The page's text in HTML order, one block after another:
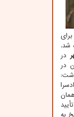
به پرونده شد.
در
در
تأیید
به